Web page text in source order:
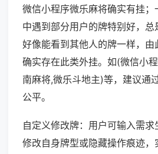
微信小程序微乐麻将确实有挂
中遇到部分用户的牌特别好，
好像能看到其他人的牌一样，由
确实存在此类外挂。如(微信小
南麻将,微乐斗地主)等，建议通
公平。
自定义修改牌：用户可输入需求
修改自身牌型或隐藏操作痕迹，